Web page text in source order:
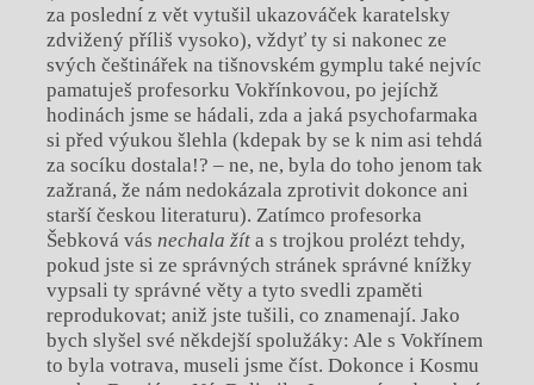
za poslední z vět vytušil ukazováček karatelsky
zdvižený příliš vysoko), vždyť ty si nakonec ze
svých češtinářek na tišnovském gymplu také nejvíc
pamatuješ profesorku Vokřínkovou, po jejíchž
hodinách jsme se hádali, zda a jaká psychofarmaka
si před výukou šlehla (kdepak by se k nim asi tehdá
za socíku dostala!? – ne, ne, byla do toho jenom tak
zažraná, že nám nedokázala zprotivit dokonce ani
starší českou literaturu). Zatímco profesorka
Šebková vás nechala žíta s trojkou prolézt tehdy,
pokud jste si ze správných stránek správné knížky
vypsali ty správné věty a tyto svedli zpaměti
reprodukovat; aniž jste tušili, co znamenají. Jako
bych slyšel své někdejší spolužáky: Ale s Vokřínem
to byla votrava, museli jsme číst. Dokonce i Kosmu